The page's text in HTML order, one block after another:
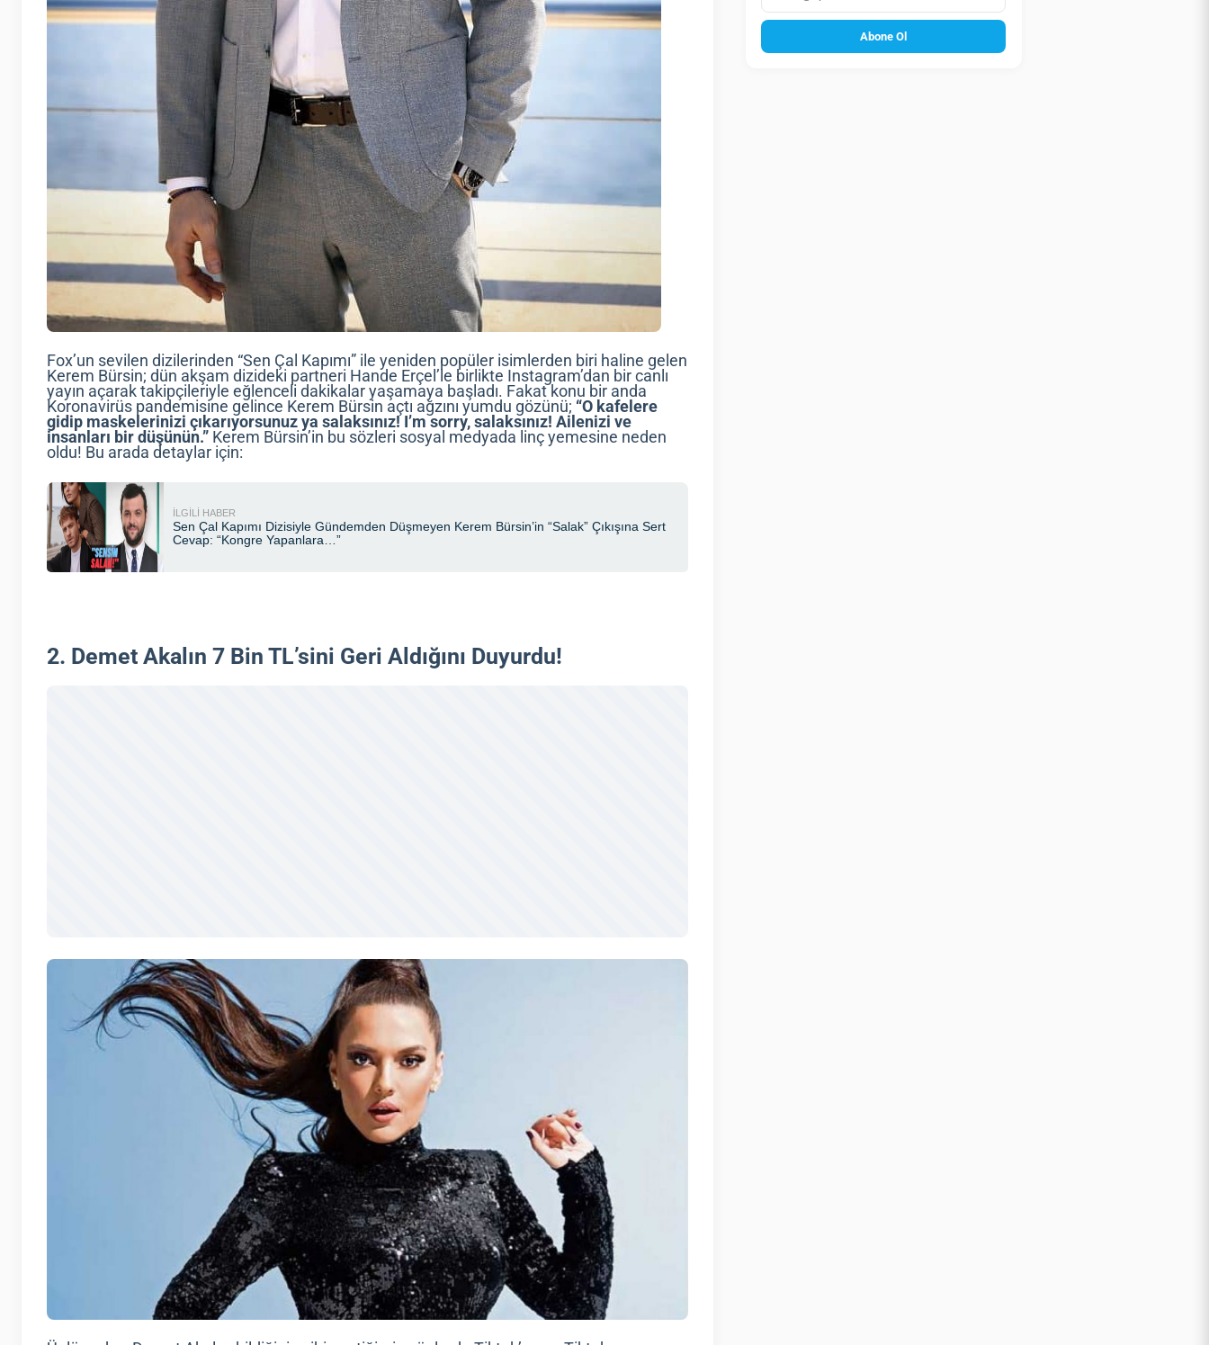
Fox’un sevilen dizilerinden “Sen Çal Kapımı” ile yeniden popüler isimlerden biri haline gelen
Kerem Bürsin; dün akşam dizideki partneri Hande Erçel’le birlikte Instagram’dan bir canlı
yayın açarak takipçileriyle eğlenceli dakikalar yaşamaya başladı. Fakat konu bir anda
Koronavirüs pandemisine gelince Kerem Bürsin açtı ağzını yumdu gözünü; “O kafelere
gidip maskelerinizi çıkarıyorsunuz ya salaksınız! I’m sorry, salaksınız! Ailenizi ve
insanları bir düşünün.” Kerem Bürsin’in bu sözleri sosyal medyada linç yemesine neden
oldu! Bu arada detaylar için:
2. Demet Akalın 7 Bin TL’sini Geri Aldığını Duyurdu!
Abone Ol